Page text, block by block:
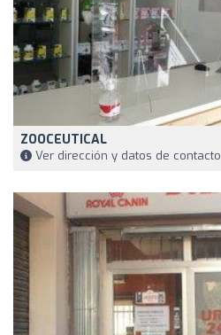
ZOOCEUTICAL
Ver dirección y datos de contacto